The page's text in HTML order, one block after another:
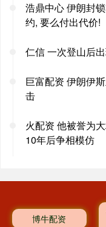
浩鼎中心 伊朗封
约, 要么付出代价!
仁信 一次登山后
巨富配资 伊朗伊
击
火配资 他被誉为
10年后争相模仿
博牛配资